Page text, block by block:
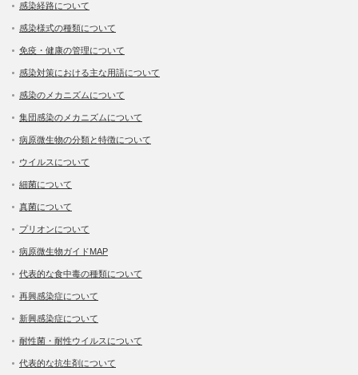
感染経路について
感染様式の種類について
免疫・健康の管理について
感染対策における主な用語について
感染のメカニズムについて
集団感染のメカニズムについて
病原微生物の分類と特徴について
ウイルスについて
細菌について
真菌について
プリオンについて
病原微生物ガイドMAP
代表的な食中毒の種類について
再興感染症について
新興感染症について
耐性菌・耐性ウイルスについて
代表的な抗生剤について